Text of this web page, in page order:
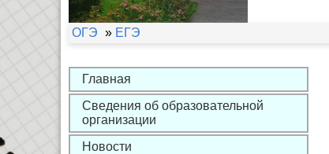
ОГЭ » ЕГЭ
Главная
Сведения об образовательной
организации
Новости